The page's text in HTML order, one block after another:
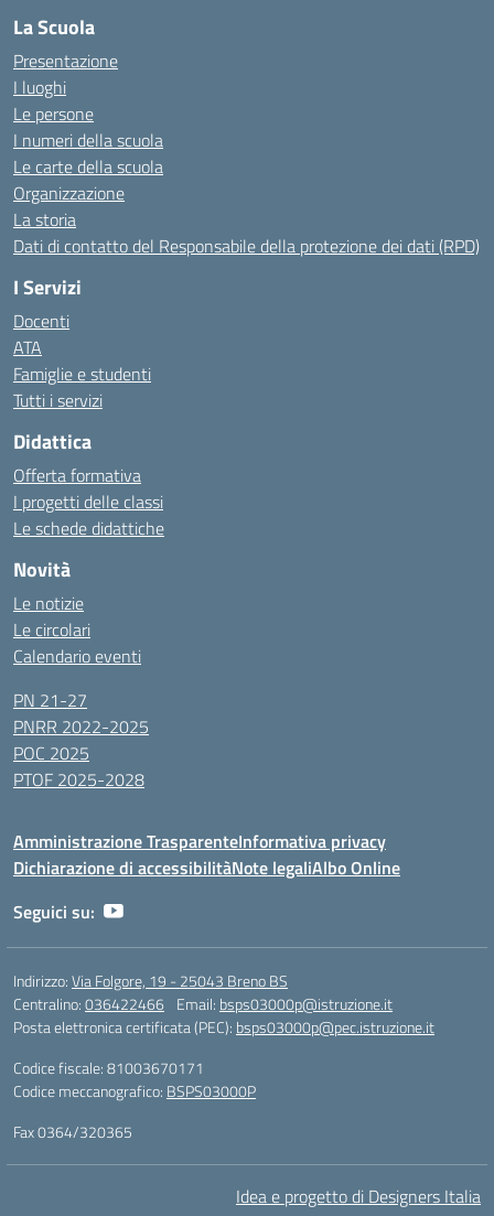
La Scuola
Presentazione
I luoghi
Le persone
I numeri della scuola
Le carte della scuola
Organizzazione
La storia
Dati di contatto del Responsabile della protezione dei dati (RPD)
I Servizi
Docenti
ATA
Famiglie e studenti
Tutti i servizi
Didattica
Offerta formativa
I progetti delle classi
Le schede didattiche
Novità
Le notizie
Le circolari
Calendario eventi
PN 21-27
PNRR 2022-2025
POC 2025
PTOF 2025-2028
Amministrazione TrasparenteInformativa privacy
Dichiarazione di accessibilitàNote legaliAlbo Online
Seguici su:
Indirizzo:Via Folgore, 19 - 25043 Breno BS
Centralino:036422466 Email: bsps03000p@istruzione.it
Posta elettronica certificata (PEC): bsps03000p@pec.istruzione.it
Codice fiscale: 81003670171
Codice meccanografico: BSPS03000P
Fax 0364/320365
Idea e progetto di Designers Italia